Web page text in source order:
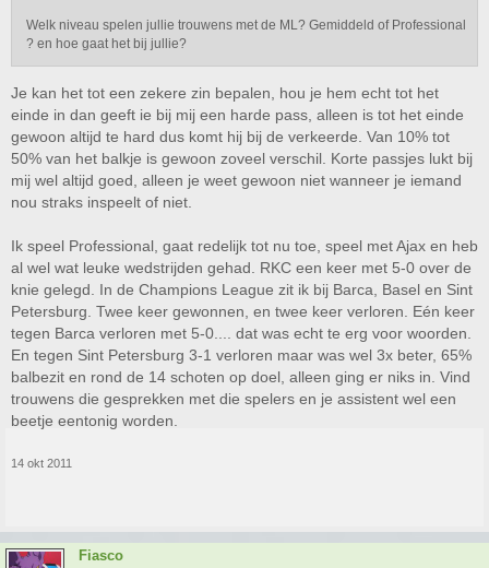
Welk niveau spelen jullie trouwens met de ML? Gemiddeld of Professional
? en hoe gaat het bij jullie?
Je kan het tot een zekere zin bepalen, hou je hem echt tot het
einde in dan geeft ie bij mij een harde pass, alleen is tot het einde
gewoon altijd te hard dus komt hij bij de verkeerde. Van 10% tot
50% van het balkje is gewoon zoveel verschil. Korte passjes lukt bij
mij wel altijd goed, alleen je weet gewoon niet wanneer je iemand
nou straks inspeelt of niet.
Ik speel Professional, gaat redelijk tot nu toe, speel met Ajax en heb
al wel wat leuke wedstrijden gehad. RKC een keer met 5-0 over de
knie gelegd. In de Champions League zit ik bij Barca, Basel en Sint
Petersburg. Twee keer gewonnen, en twee keer verloren. Eén keer
tegen Barca verloren met 5-0.... dat was echt te erg voor woorden.
En tegen Sint Petersburg 3-1 verloren maar was wel 3x beter, 65%
balbezit en rond de 14 schoten op doel, alleen ging er niks in. Vind
trouwens die gesprekken met die spelers en je assistent wel een
beetje eentonig worden.
14 okt 2011
Fiasco